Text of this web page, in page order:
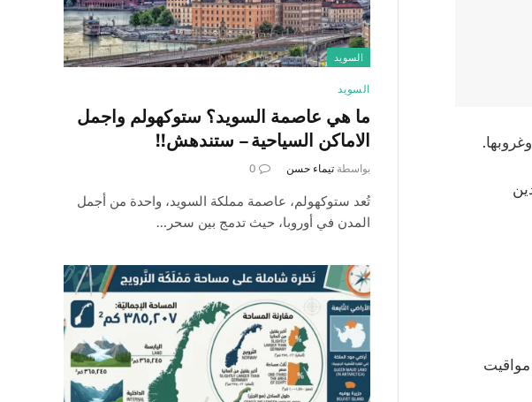
4:42 صباحًا ، وقت صلاة الظهر 1:17 مساءً ، مواقيت
السويد
السويد
ما هي عاصمة السويد؟ ستوكهولم واجمل
الاماكن السياحية – ستندهش!!
بواسطة تيماء حسن 0
تُعد ستوكهولم، عاصمة مملكة السويد، واحدة من أجمل
المدن في أوروبا، حيث تدمج بين سحر…